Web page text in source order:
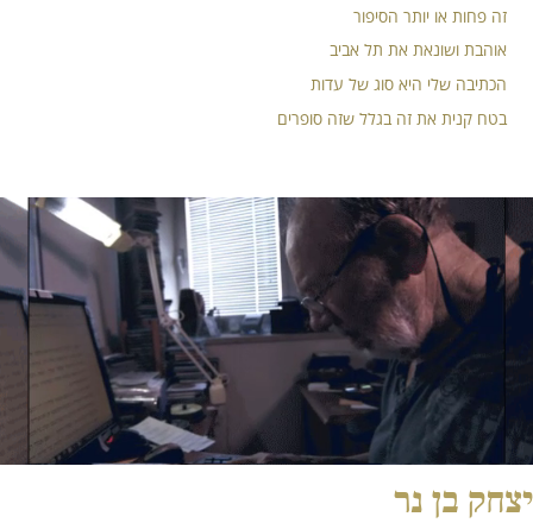
זה פחות או יותר הסיפור
אוהבת ושונאת את תל אביב
הכתיבה שלי היא סוג של עדות
בטח קנית את זה בגלל שזה סופרים
יצחק בן נר